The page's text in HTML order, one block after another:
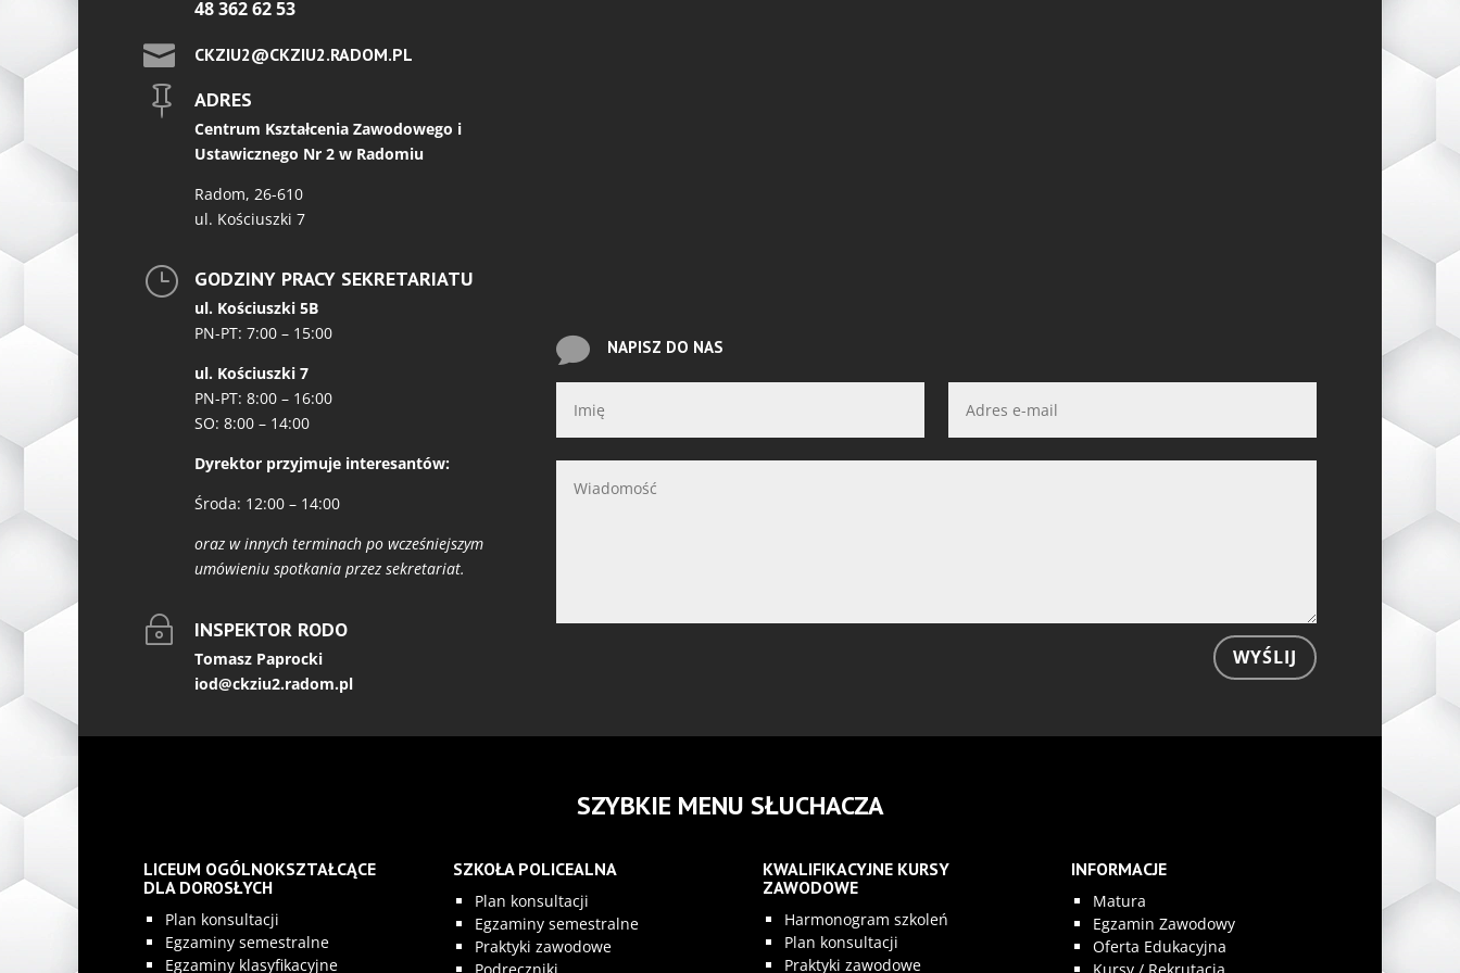
48 362 62 53
 CKZIU2@CKZIU2.RADOM.PL
 ADRES
Centrum Kształcenia Zawodowego i
Ustawicznego Nr 2 w Radomiu
Radom, 26-610
ul. Kościuszki 7
} GODZINY PRACY SEKRETARIATU
ul. Kościuszki 5B
PN-PT: 7:00 – 15:00
ul. Kościuszki 7
PN-PT: 8:00 – 16:00
SO: 8:00 – 14:00
Dyrektor przyjmuje interesantów:
Środa: 12:00 – 14:00
oraz w innych terminach po wcześniejszym
umówieniu spotkania przez sekretariat.
~ INSPEKTOR RODO
Tomasz Paprocki
iod@ckziu2.radom.pl
 NAPISZ DO NAS
WYŚLIJ
SZYBKIE MENU SŁUCHACZA
LICEUM OGÓLNOKSZTAŁCĄCE
DLA DOROSŁYCH
Plan konsultacji
Egzaminy semestralne
Egzaminy klasyfikacyjne
SZKOŁA POLICEALNA
Plan konsultacji
Egzaminy semestralne
Praktyki zawodowe
KWALIFIKACYJNE KURSY
ZAWODOWE
Harmonogram szkoleń
Plan konsultacji
Praktyki zawodowe
INFORMACJE
Matura
Egzamin Zawodowy
Oferta Edukacyjna